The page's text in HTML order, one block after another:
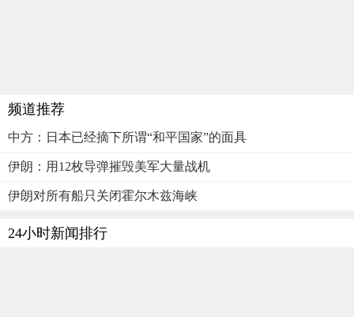
频道推荐
中方：日本已经摘下所谓“和平国家”的面具
伊朗：用12枚导弹摧毁美军大量战机
伊朗对所有船只关闭霍尔木兹海峡
24小时新闻排行